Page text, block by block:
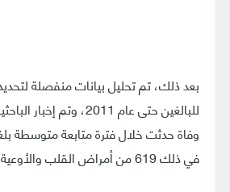
بعد ذلك، تم تحليل بيانات منفصلة
في ذلك 619 من أمراض القلب والأوعية الدموية.